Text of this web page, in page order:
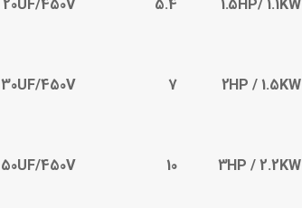
1.5HP/ 1.1KW
5.4
20UF/450V
2HP / 1.5KW
7
30UF/450V
3HP / 2.2KW
10
50UF/450V